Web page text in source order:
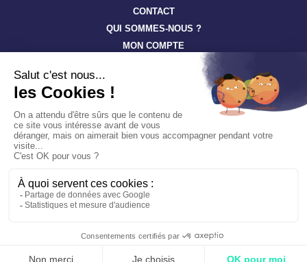
CONTACT
QUI SOMMES-NOUS ?
MON COMPTE
Suivez toute l’actualité à travers nos newsletters
S'ABONNER
Tous droits réservés ©